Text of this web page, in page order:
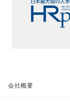
会社概要